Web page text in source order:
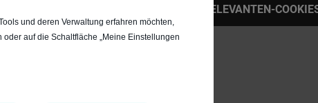
DIE FÜR MARKETING/WERBUNG RELEVANTEN-
und deren Verwaltung erfahren möchten,
oder auf die Schaltfläche „Meine Einstellungen